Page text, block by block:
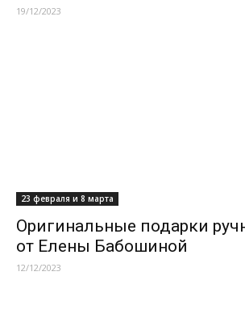
19/12/2023
23 февраля и 8 марта
Оригинальные подарки
от Елены Бабошиной
12/12/2023